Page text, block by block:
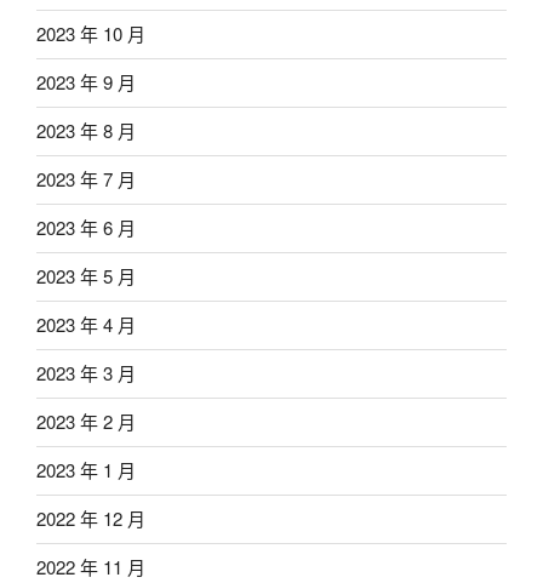
2023 年 10 月
2023 年 9 月
2023 年 8 月
2023 年 7 月
2023 年 6 月
2023 年 5 月
2023 年 4 月
2023 年 3 月
2023 年 2 月
2023 年 1 月
2022 年 12 月
2022 年 11 月